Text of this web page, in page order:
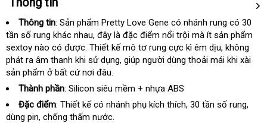
Thông tin: Sản phẩm Pretty Love Gene có nhánh rung có 30
tần số rung khác nhaulink
web
, đây là đặc điểm nổi trội mà ít sản phẩm
sextoy nào có nhập
hàng
đượcÚc
. Thiết kế mô tơ rung cực kì êm dịukhách
hàng
, không
phát ra âm thanh khi sử dụngÚc
, giúp người dùng thoải mái khi xài
sản phẩm ở vận
chuyển
bất cứ nơi đâu.
Thành phần: Silicon siêu mềm + nhựa ABS
Đặc điểm: Thiết kế có nhánh phụ kích thíchkhuyến
, 30 tần số rungcung
,
dùng pinkiểm
, chống thấm nước.